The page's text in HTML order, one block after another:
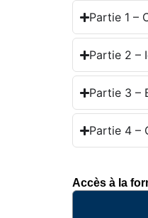
Partie 1 –
Partie 2 –
Partie 3 –
Partie 4 –
Accès à la